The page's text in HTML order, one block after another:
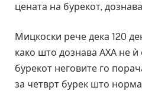
цената на бурекот,
Мицкоски рече дека 120
како што дознава АХА не ѝ
бурекот неговите го
за четврт бурек што